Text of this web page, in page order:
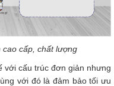
cấp, chất lượng
cấu trúc đơn giản nhưng
với đó là đảm bảo tối ưu